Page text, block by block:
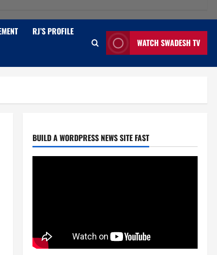
RJ’S PROFILE
WATCH SWADESH TV
BUILD A WORDPRESS NEWS SITE FAST
সম্মাননা পেলেন আরজে সাইমুর
Entertainment National
মানবিক গল্প নিয়ে স্বল্পদৈর্ঘ‍্য চলচ্চিত্র কেবিন
নাম্বার ২২’এ প্রিয়াঙ্কা ও জয় চৌধুরী
April 2, 2026 0